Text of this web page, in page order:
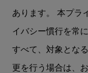
あります。 本プラ
イバシー慣行を常
すべて、対象とな
更を行う場合は、